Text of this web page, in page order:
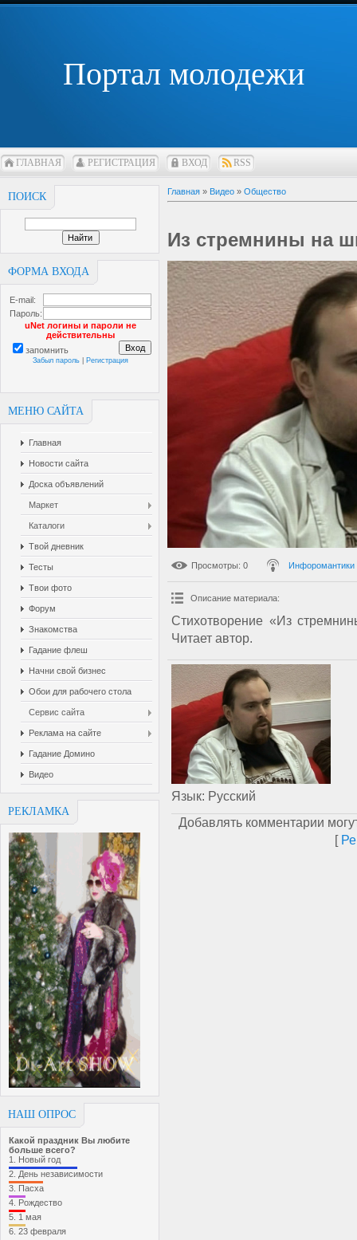
Портал молодежи
ГЛАВНАЯ РЕГИСТРАЦИЯ ВХОД RSS
ПОИСК
ФОРМА ВХОДА
E-mail:
Пароль:
uNet логины и пароли не
действительны
запомнить
Забыл пароль Регистрация
МЕНЮ САЙТА
Главная
Новости сайта
Доска объявлений
Маркет
Каталоги
Твой дневник
Тесты
Твои фото
Форум
Знакомства
Гадание флеш
Начни свой бизнес
Обои для рабочего стола
Сервис сайта
Реклама на сайте
Гадание Домино
Видео
РЕКЛАМКА
НАШ ОПРОС
Какой праздник Вы любите
больше всего?
1. Новый год
2. День независимости
3. Пасха
4. Рождество
5. 1 мая
6. 23 февраля
Главная » Видео » Общество
Из стремнины на
Просмотры: 0 Инфоромантики
Описание материала:
Стихотворение «Из
Читает автор.
Язык: Русский
Добавлять комментарии
[